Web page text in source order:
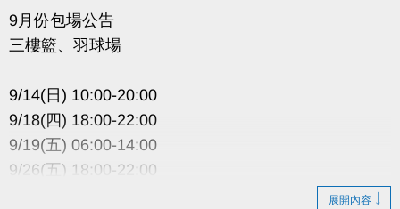
9月份包場公告
三樓籃、羽球場
9/14(日) 10:00-20:00
9/18(四) 18:00-22:00
9/19(五) 06:00-14:00
9/26(五) 18:00-22:00
展開內容